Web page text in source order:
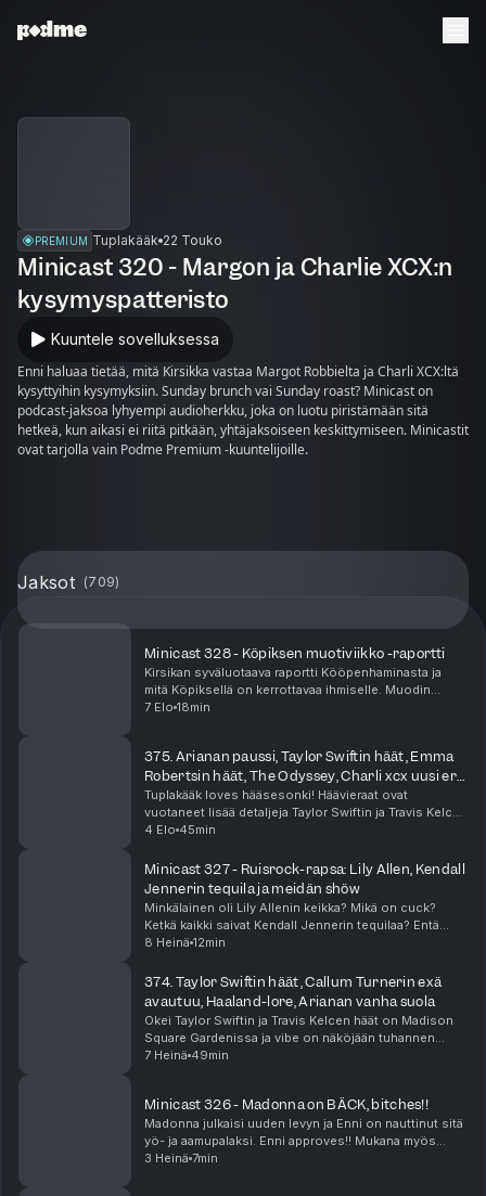
PREMIUM Tuplakääk 22 Touko
Minicast 320 - Margon ja Charlie XCX:n
kysymyspatteristo
Kuuntele sovelluksessa
Enni haluaa tietää, mitä Kirsikka vastaa Margot Robbielta ja Charli XCX:ltä
kysyttyihin kysymyksiin. Sunday brunch vai Sunday roast? Minicast on
podcast-jaksoa lyhyempi audioherkku, joka on luotu piristämään sitä
hetkeä, kun aikasi ei riitä pitkään, yhtäjaksoiseen keskittymiseen. Minicastit
ovat tarjolla vain Podme Premium -kuuntelijoille.
Jaksot (709)
Minicast 328 - Köpiksen muotiviikko -raportti
Kirsikan syväluotaava raportti Kööpenhaminasta ja
mitä Köpiksellä on kerrottavaa ihmiselle. Muodin
lisäksi tarjolla oli hapanjuurileipää, vaatekauppoja,
7 Elo 18min
375. Arianan paussi, Taylor Swiftin häät, Emma
Robertsin häät, The Odyssey, Charli xcx uusi era,
Zara Larsson
Tuplakääk loves hääsesonki! Häävieraat ovat
vuotaneet lisää detaljeja Taylor Swiftin ja Travis Kelcen
häistä! Näyttelijä Emma Roberts meni naimisiin ja nämä
4 Elo 45min
Minicast 327 - Ruisrock-rapsa: Lily Allen, Kendall
Jennerin tequila ja meidän shöw
Minkälainen oli Lily Allenin keikka? Mikä on cuck?
Ketkä kaikki saivat Kendall Jennerin tequilaa? Entä
miten Tuplakääkin oma keikka meni? Se ja moni muu
8 Heinä 12min
374. Taylor Swiftin häät, Callum Turnerin exä
avautuu, Haaland-lore, Arianan vanha suola
Okei Taylor Swiftin ja Travis Kelcen häät on Madison
Square Gardenissa ja vibe on näköjään tuhannen
ihmisen megabileet prinsessalinnassa? Taylorin häät
7 Heinä 49min
Minicast 326 - Madonna on BÄCK, bitches!!
Madonna julkaisi uuden levyn ja Enni on nauttinut sitä
yö- ja aamupalaksi. Enni approves!! Mukana myös
hyviä Madonna-detskuja Voguen haastattelusta.
3 Heinä 7min